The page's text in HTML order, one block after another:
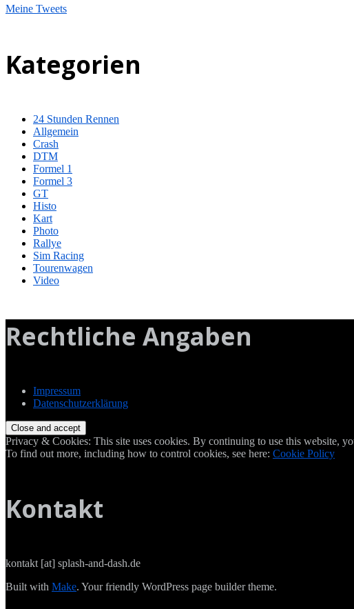
Meine Tweets
Kategorien
24 Stunden Rennen
Allgemein
Crash
DTM
Formel 1
Formel 3
GT
Histo
Kart
Photo
Rallye
Sim Racing
Tourenwagen
Video
Rechtliche Angaben
Impressum
Datenschutzerklärung
Privacy & Cookies: This site uses cookies. By continuing to use this website,
To find out more, including how to control cookies, see here: Cookie Policy
Kontakt
kontakt [at] splash-and-dash.de
Built with Make. Your friendly WordPress page builder theme.